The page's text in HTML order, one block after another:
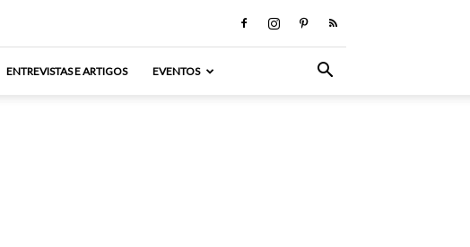
ENTREVISTAS E ARTIGOS EVENTOS